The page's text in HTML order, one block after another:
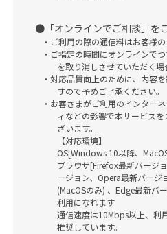
「オンラインでご相談」
ご利用の際の通信料はお客様の
ご指定の時間にオンラインで
を取り消しさせていただく場
対応品質向上のために、内容
すので予めご了承ください。
お客さまがご利用のインター
ィなどの影響で本サービス
ざいます。
【対応環境】
OS[Windows 10以降、
ブラウザ[Firefox最新バージ
ージョン、Opera最新バージ
(MacOSのみ) 、Edge最新バ
利用になれます
通信速度は10Mbps以上、利
推奨しています。